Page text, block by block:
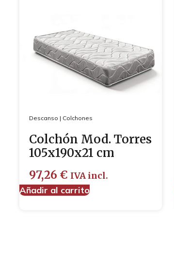
Descanso | Colchones
Colchón Mod. Torres
105x190x21 cm
97,26 € IVA incl.
Añadir al carrito